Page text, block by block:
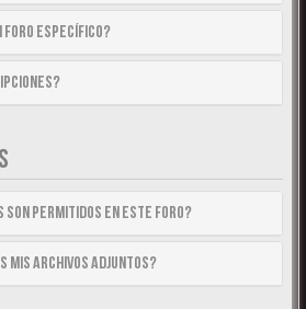
foro específico?
son permitidos en este foro?
mis archivos adjuntos?